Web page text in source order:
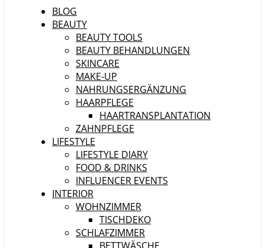
BLOG
BEAUTY
BEAUTY TOOLS
BEAUTY BEHANDLUNGEN
SKINCARE
MAKE-UP
NAHRUNGSERGÄNZUNG
HAARPFLEGE
HAARTRANSPLANTATION
ZAHNPFLEGE
LIFESTYLE
LIFESTYLE DIARY
FOOD & DRINKS
INFLUENCER EVENTS
INTERIOR
WOHNZIMMER
TISCHDEKO
SCHLAFZIMMER